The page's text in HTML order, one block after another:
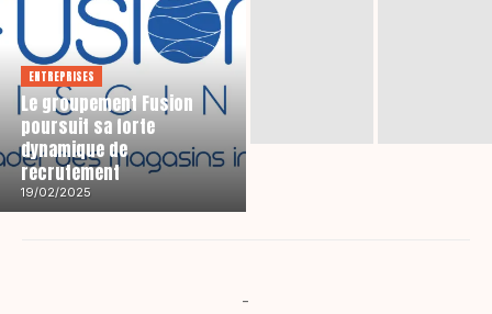
ENTREPRISES
Le groupement Fusion
poursuit sa forte
dynamique de
recrutement
19/02/2025
-